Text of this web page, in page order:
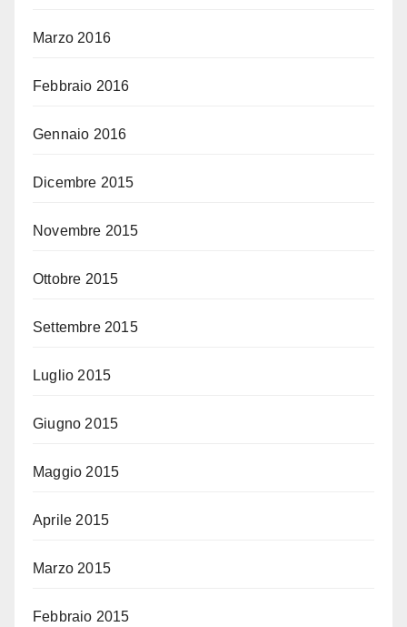
Marzo 2016
Febbraio 2016
Gennaio 2016
Dicembre 2015
Novembre 2015
Ottobre 2015
Settembre 2015
Luglio 2015
Giugno 2015
Maggio 2015
Aprile 2015
Marzo 2015
Febbraio 2015